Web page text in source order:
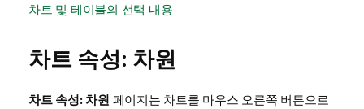
차트 및 테이블의 선택 내용
차트 속성: 차원
차트 속성: 차원 페이지는 차트를 마우스 오른쪽 버튼으로